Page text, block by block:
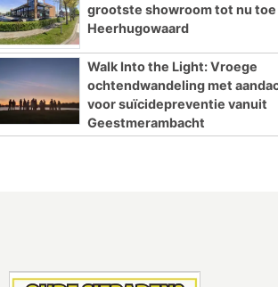
grootste showroom tot nu toe
Heerhugowaard
Walk Into the Light: Vroege
ochtendwandeling met
voor suïcidepreventie vanuit
Geestmerambacht